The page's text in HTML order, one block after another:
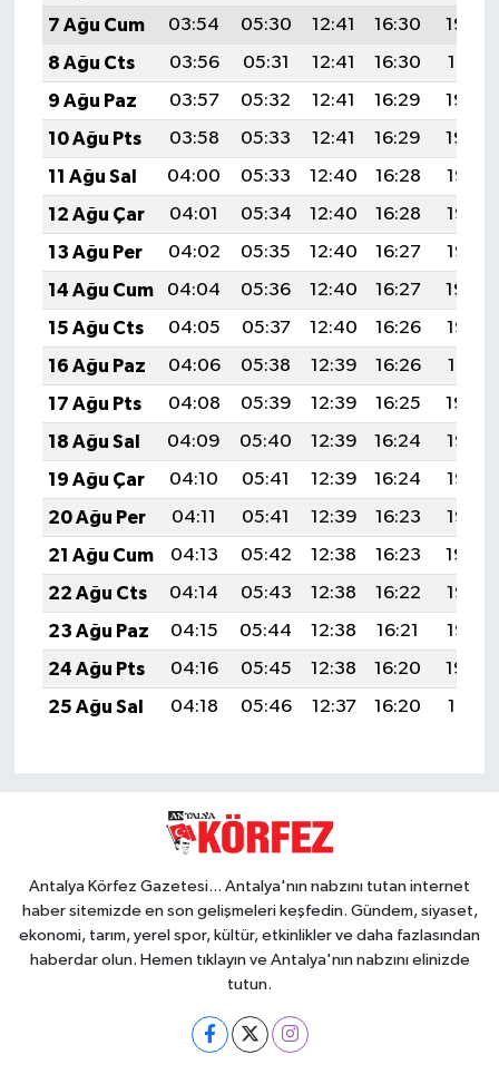
7 Ağu Cum
03:54 05:30 12:41 16:30
19:42
8 Ağu Cts
03:56 05:31 12:41 16:30
19:41
9 Ağu Paz
03:57 05:32 12:41 16:29
19:40
10 Ağu Pts
03:58 05:33 12:41 16:29
19:39
11 Ağu Sal
04:00 05:33 12:40 16:28
19:37
12 Ağu Çar
04:01 05:34 12:40 16:28
19:36
13 Ağu Per
04:02 05:35 12:40 16:27
19:35
14 Ağu Cum
04:04 05:36 12:40 16:27
19:34
15 Ağu Cts
04:05 05:37 12:40 16:26
19:32
16 Ağu Paz
04:06 05:38 12:39 16:26
19:31
17 Ağu Pts
04:08 05:39 12:39 16:25
19:30
18 Ağu Sal
04:09 05:40 12:39 16:24
19:28
19 Ağu Çar
04:10 05:41 12:39 16:24
19:27
20 Ağu Per
04:11 05:41 12:39 16:23
19:26
21 Ağu Cum
04:13 05:42 12:38 16:23
19:24
22 Ağu Cts
04:14 05:43 12:38 16:22
19:23
23 Ağu Paz
04:15 05:44 12:38 16:21
19:22
24 Ağu Pts
04:16 05:45 12:38 16:20
19:20
25 Ağu Sal
04:18 05:46 12:37 16:20 19:19
Antalya Körfez Gazetesi... Antalya'nın nabzını tutan internet
haber sitemizde en son gelişmeleri keşfedin. Gündem, siyaset,
ekonomi, tarım, yerel spor, kültür, etkinlikler ve daha fazlasından
haberdar olun. Hemen tıklayın ve Antalya'nın nabzını elinizde
tutun.